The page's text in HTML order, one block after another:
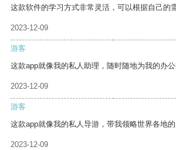
这款软件的学习方式非常灵活，可以根据自己的
2023-12-09
游客
这款app就像我的私人助理，随时随地为我的办公
2023-12-09
游客
这款app就像我的私人导游，带我领略世界各地的
2023-12-09